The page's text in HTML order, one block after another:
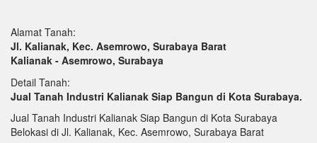
Alamat Tanah:
Jl. Kalianak, Kec. Asemrowo, Surabaya Barat
Kalianak - Asemrowo, Surabaya
Detail Tanah:
Jual Tanah Industri Kalianak Siap Bangun di Kota Surabaya.
Jual Tanah Industri Kalianak Siap Bangun di Kota Surabaya
Belokasi di Jl. Kalianak, Kec. Asemrowo, Surabaya Barat